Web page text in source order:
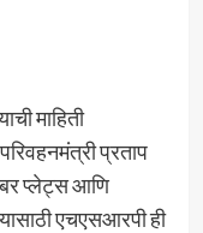
माहिती
प्रताप
प्लेट्स आणि
एचएसआरपी ही